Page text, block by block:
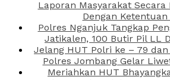
Laporan Masyarakat Secara
Dengan
Polres Nganjuk Tangkap
Jatikalen, 100 Butir Pil LL
Jelang HUT Polri ke – 79
Polres Jombang Gelar
Meriahkan HUT